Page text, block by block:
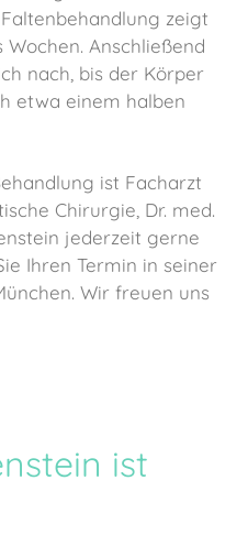
zeigt
Anschließend
nach, bis der Körper
etwa einem halben
ist Facharzt
Chirurgie, Dr. med.
jederzeit gerne
Ihren Termin in seiner
Wir freuen uns
ist